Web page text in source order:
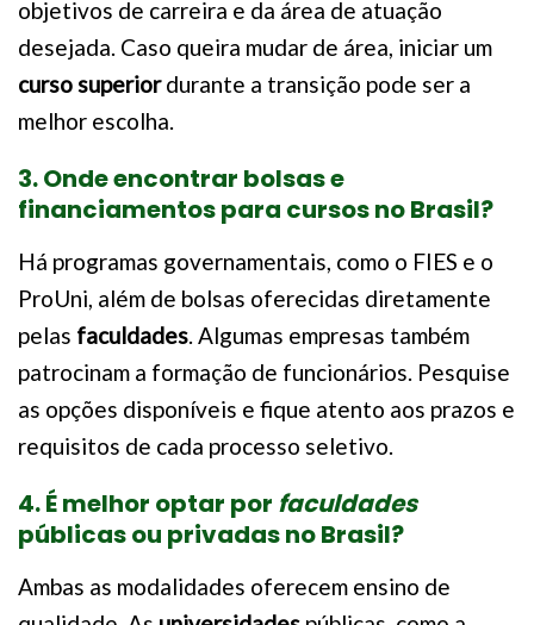
objetivos de carreira e da área de atuação
desejada. Caso queira mudar de área, iniciar um
curso superiordurante a transição pode ser a
melhor escolha.
3. Onde encontrar bolsas e
financiamentos para cursos no Brasil?
Há programas governamentais, como o FIES e o
ProUni, além de bolsas oferecidas diretamente
pelas faculdades. Algumas empresas também
patrocinam a formação de funcionários. Pesquise
as opções disponíveis e fique atento aos prazos e
requisitos de cada processo seletivo.
4. É melhor optar por faculdades
públicas ou privadas no Brasil?
Ambas as modalidades oferecem ensino de